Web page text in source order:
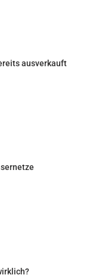
ausverkauft